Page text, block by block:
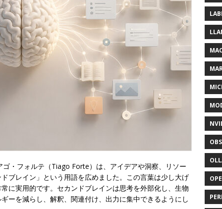
・フォルテ（Tiago Forte）は、アイデアや洞察、リソー
ブレイン」という用語を広めました。この言葉は少し大げ
に実用的です。セカンドブレインは思考を外部化し、生物
ーを減らし、解釈、関連付け、出力に集中できるようにし